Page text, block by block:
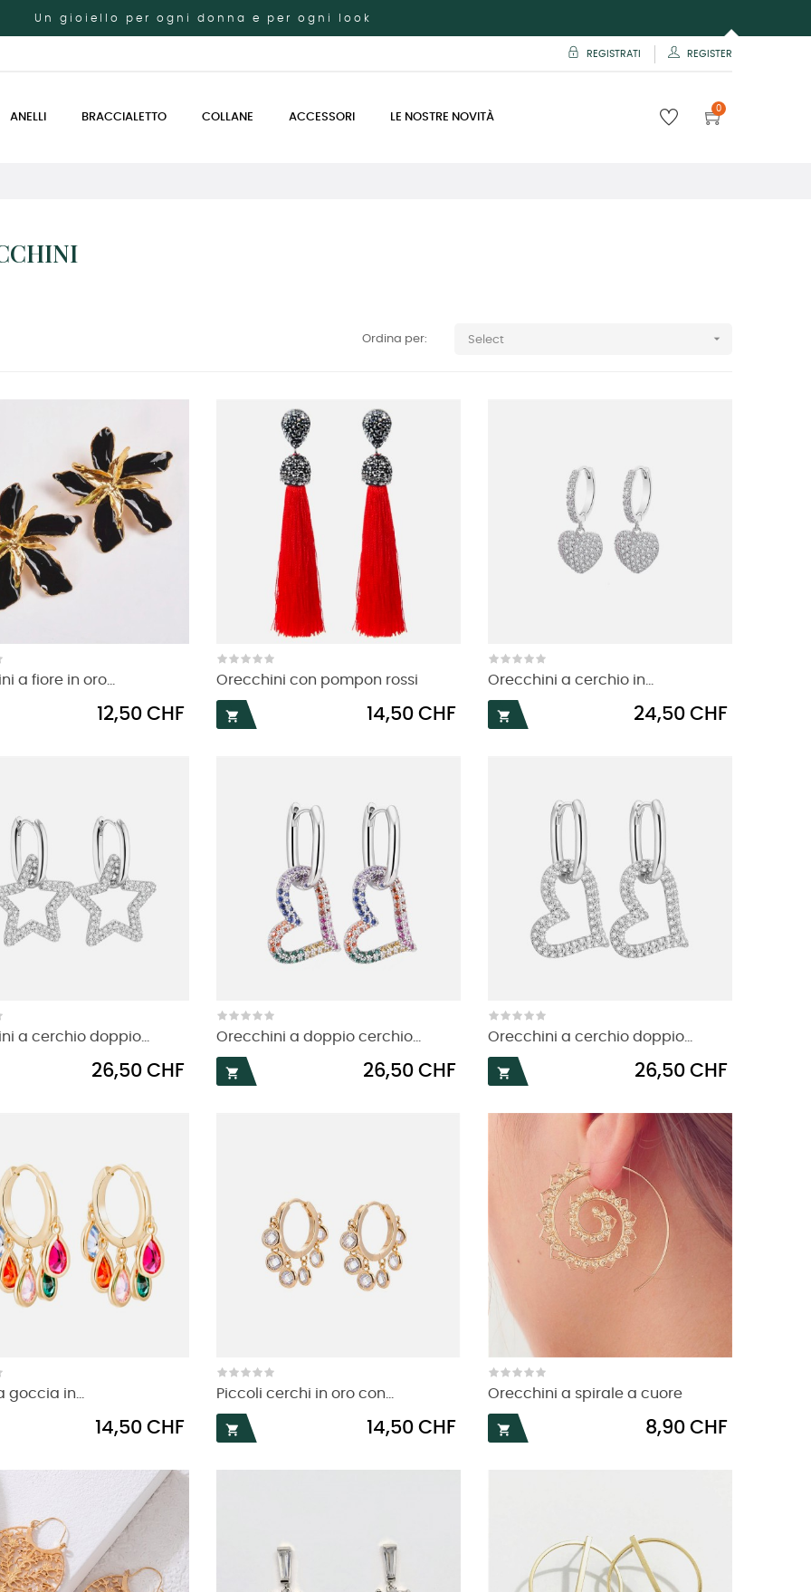
Un gioiello per ogni donna e per ogni look
REGISTRATI REGISTER
ANELLI BRACCIALETTO COLLANE ACCESSORI LE NOSTRE NOVITÀ
0
Ordina per: Select 
a fiore in oro...
Prezzo
12,50 CHF
Orecchini con pompon rossi

Prezzo
14,50 CHF
Orecchini a cerchio in...

Prezzo
24,50 CHF
a cerchio doppio...
Prezzo
26,50 CHF
Orecchini a doppio cerchio...

Prezzo
26,50 CHF
Orecchini a cerchio doppio...

Prezzo
26,50 CHF
goccia in...
Prezzo
14,50 CHF
Piccoli cerchi in oro con...

Prezzo
14,50 CHF
Orecchini a spirale a cuore

Prezzo
8,90 CHF